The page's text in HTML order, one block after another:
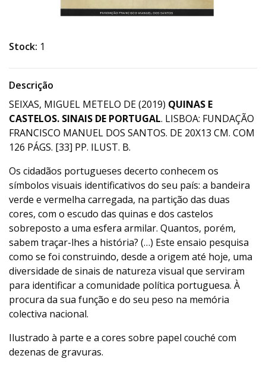
Stock: 1
Descrição
SEIXAS, MIGUEL METELO DE (2019) QUINAS E
CASTELOS. SINAIS DE PORTUGAL. LISBOA: FUNDAÇÃO
FRANCISCO MANUEL DOS SANTOS. DE 20X13 CM. COM
126 PÁGS. [33] PP. ILUST. B.
Os cidadãos portugueses decerto conhecem os
símbolos visuais identificativos do seu país: a bandeira
verde e vermelha carregada, na partição das duas
cores, com o escudo das quinas e dos castelos
sobreposto a uma esfera armilar. Quantos, porém,
sabem traçar-lhes a história? (…) Este ensaio pesquisa
como se foi construindo, desde a origem até hoje, uma
diversidade de sinais de natureza visual que serviram
para identificar a comunidade política portuguesa. À
procura da sua função e do seu peso na memória
colectiva nacional.
Ilustrado à parte e a cores sobre papel couché com
dezenas de gravuras.